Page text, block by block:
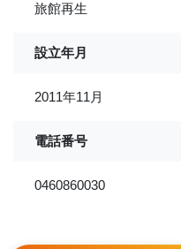
旅館再生
設立年月
2011年11月
電話番号
0460860030